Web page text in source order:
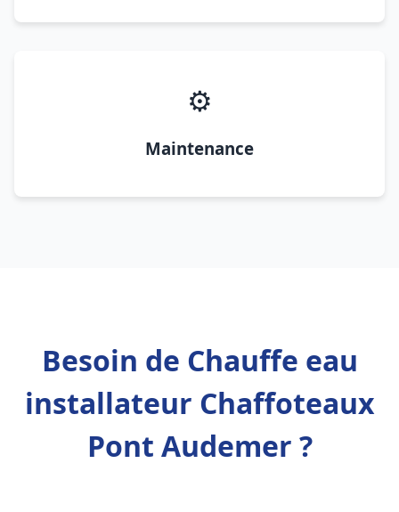
⚙️
Maintenance
Besoin de Chauffe eau
installateur Chaffoteaux
Pont Audemer ?